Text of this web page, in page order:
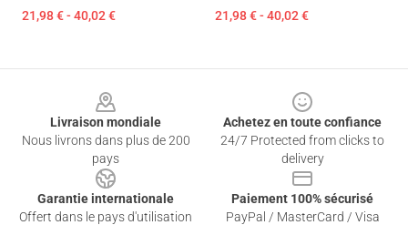
21,98 € - 40,02 € 21,98 € - 40,02 €
Livraison mondiale
Nous livrons dans plus de 200
pays
Achetez en toute confiance
24/7 Protected from clicks to
delivery
Garantie internationale
Offert dans le pays d'utilisation
Paiement 100% sécurisé
PayPal / MasterCard / Visa